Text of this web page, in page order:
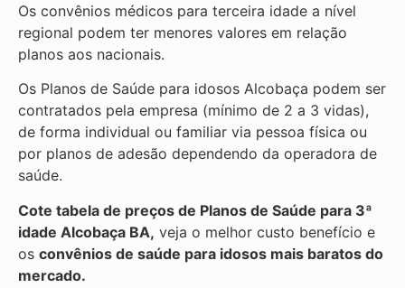
Os convênios médicos para terceira idade a nível
regional podem ter menores valores em relação
planos aos nacionais.
Os Planos de Saúde para idosos Alcobaça podem ser
contratados pela empresa (mínimo de 2 a 3 vidas),
de forma individual ou familiar via pessoa física ou
por planos de adesão dependendo da operadora de
saúde.
Cote tabela de preços de Planos de Saúde para 3ª
idade Alcobaça BA, veja o melhor custo benefício e
os convênios de saúde para idosos mais baratos do
mercado.